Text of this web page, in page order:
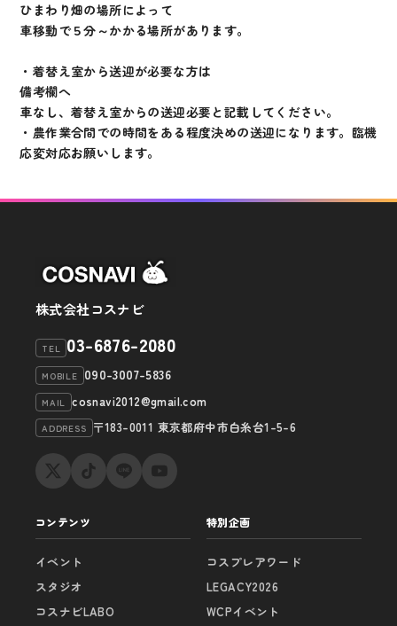
ひまわり畑の場所によって
車移動で５分～かかる場所があります。
・着替え室から送迎が必要な方は
備考欄へ
車なし、着替え室からの送迎必要と記載してください。
・農作業合間での時間をある程度決めの送迎になります。臨機
応変対応お願いします。
株式会社コスナビ
TEL 03-6876-2080
MOBILE 090-3007-5836
MAIL cosnavi2012@gmail.com
ADDRESS 〒183-0011 東京都府中市白糸台1-5-6
コンテンツ
イベント
スタジオ
コスナビLABO
特別企画
コスプレアワード
LEGACY2026
WCPイベント